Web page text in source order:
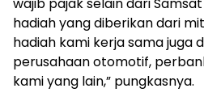
hadiah yang diberikan dari
hadiah kami kerja sama juga
perusahaan otomotif,
kami yang lain,” pungkasnya.